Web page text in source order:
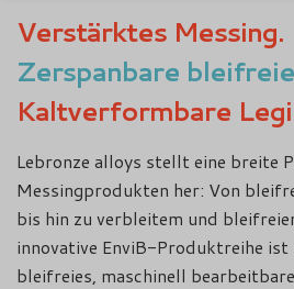
Verstärktes Messing.
Zerspanbare
Kaltverformbare
Lebronze alloys stellt eine breite
Messingprodukten her: Von
bis hin zu verbleitem und
innovative EnviB-Produktreihe ist
bleifreies, maschinell